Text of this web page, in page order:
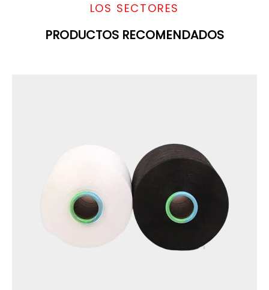
LOS SECTORES
PRODUCTOS RECOMENDADOS